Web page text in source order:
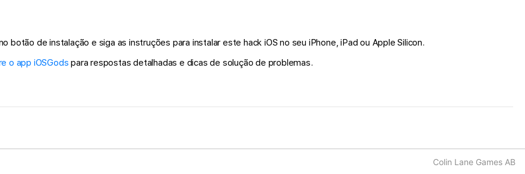
botão de instalação e siga as instruções para instalar este hack iOS no seu iPhone, iPad ou Apple Silicon.
o app iOSGods para respostas detalhadas e dicas de solução de problemas.
Colin Lane Games AB